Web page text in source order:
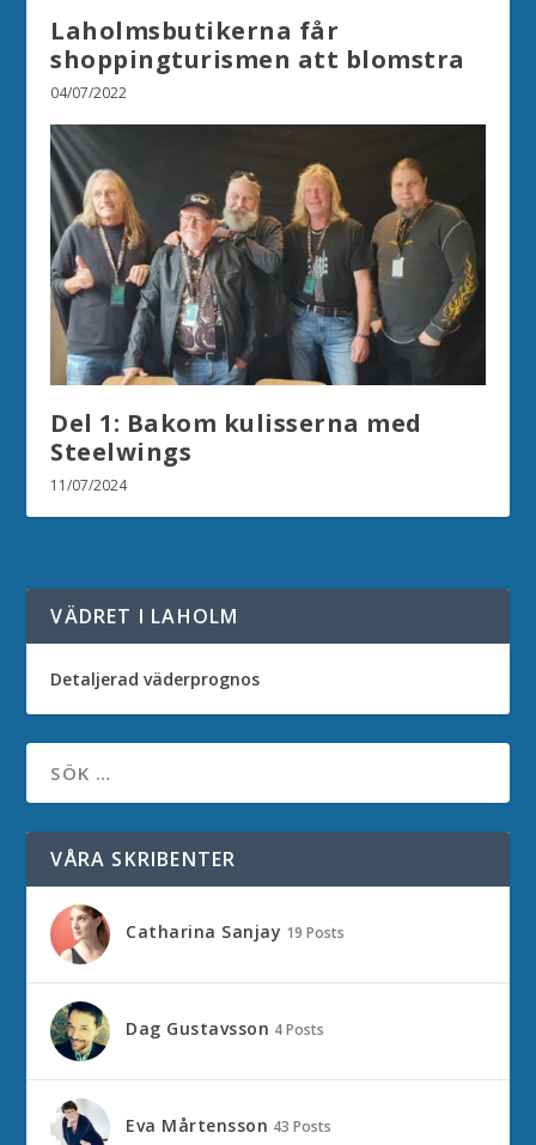
Laholmsbutikerna får
shoppingturismen att blomstra
04/07/2022
Del 1: Bakom kulisserna med
Steelwings
11/07/2024
VÄDRET I LAHOLM
Detaljerad väderprognos
VÅRA SKRIBENTER
Catharina Sanjay 19 Posts
Dag Gustavsson 4 Posts
Eva Mårtensson 43 Posts